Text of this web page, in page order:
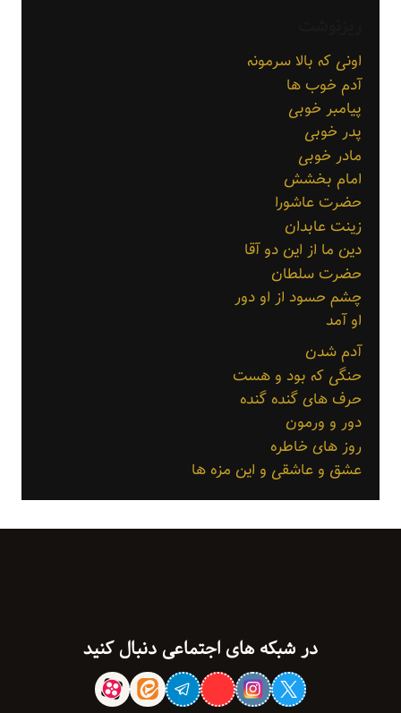
اونی که بالا سرمونه
آدم خوب ها
پیامبر خوبی
پدر خوبی
مادر خوبی
امام بخشش
حضرت عاشورا
زینت عابدان
دین ما از این دو آقا
حضرت سلطان
چشم حسود از او دور
او آمد
آدم شدن
حنگی که بود و هست
حرف های گنده گنده
دور و ورمون
روز های خاطره
عشق و عاشقی و این مزه ها
در شبکه های اجتماعی دنبال کنید